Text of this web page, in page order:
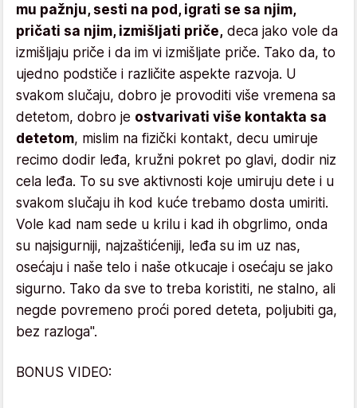
mu pažnju, sesti na pod, igrati se sa njim,
pričati sa njim, izmišljati priče, deca jako vole da
izmišljaju priče i da im vi izmišljate priče. Tako da, to
ujedno podstiče i različite aspekte razvoja. U
svakom slučaju, dobro je provoditi više vremena sa
detetom, dobro je ostvarivati više kontakta sa
detetom, mislim na fizički kontakt, decu umiruje
recimo dodir leđa, kružni pokret po glavi, dodir niz
cela leđa. To su sve aktivnosti koje umiruju dete i u
svakom slučaju ih kod kuće trebamo dosta umiriti.
Vole kad nam sede u krilu i kad ih obgrlimo, onda
su najsigurniji, najzaštićeniji, leđa su im uz nas,
osećaju i naše telo i naše otkucaje i osećaju se jako
sigurno. Tako da sve to treba koristiti, ne stalno, ali
negde povremeno proći pored deteta, poljubiti ga,
bez razloga".
BONUS VIDEO: